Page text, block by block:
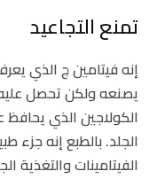
تمنع التجاعيد
إنه فيتامين ج الذي
يصنعه ولكن تحصل
الكولاجين الذي يحافظ
الجلد. بالطبع إنه جزء
الفيتامينات والتغذية